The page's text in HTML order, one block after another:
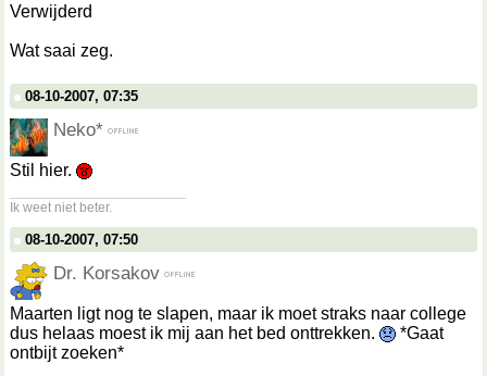
Verwijderd
Wat saai zeg.
08-10-2007, 07:35
Neko*
Stil hier.
Ik weet niet beter.
08-10-2007, 07:50
Dr. Korsakov
Maarten ligt nog te slapen, maar ik moet straks naar college
dus helaas moest ik mij aan het bed onttrekken.
*Gaat
ontbijt zoeken*